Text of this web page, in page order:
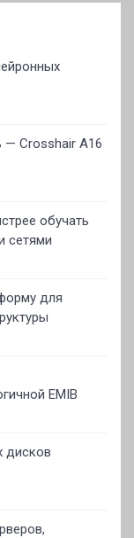
— Crosshair A16
обучать
сетями
для
EMIB
дисков